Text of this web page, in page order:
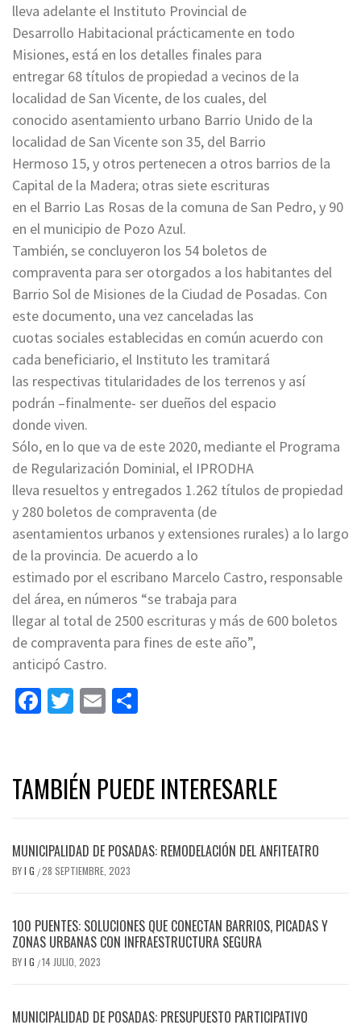
lleva adelante el Instituto Provincial de
Desarrollo Habitacional prácticamente en todo
Misiones, está en los detalles finales para
entregar 68 títulos de propiedad a vecinos de la
localidad de San Vicente, de los cuales, del
conocido asentamiento urbano Barrio Unido de la
localidad de San Vicente son 35, del Barrio
Hermoso 15, y otros pertenecen a otros barrios de la
Capital de la Madera; otras siete escrituras
en el Barrio Las Rosas de la comuna de San Pedro, y 90
en el municipio de Pozo Azul.
También, se concluyeron los 54 boletos de
compraventa para ser otorgados a los habitantes del
Barrio Sol de Misiones de la Ciudad de Posadas. Con
este documento, una vez canceladas las
cuotas sociales establecidas en común acuerdo con
cada beneficiario, el Instituto les tramitará
las respectivas titularidades de los terrenos y así
podrán –finalmente- ser dueños del espacio
donde viven.
Sólo, en lo que va de este 2020, mediante el Programa
de Regularización Dominial, el IPRODHA
lleva resueltos y entregados 1.262 títulos de propiedad
y 280 boletos de compraventa (de
asentamientos urbanos y extensiones rurales) a lo largo
de la provincia. De acuerdo a lo
estimado por el escribano Marcelo Castro, responsable
del área, en números “se trabaja para
llegar al total de 2500 escrituras y más de 600 boletos
de compraventa para fines de este año”,
anticipó Castro.
Facebook
Twitter
Email
TAMBIÉN PUEDE INTERESARLE
MUNICIPALIDAD DE POSADAS: REMODELACIÓN DEL ANFITEATRO
BYI G /28 SEPTIEMBRE, 2023
100 PUENTES: SOLUCIONES QUE CONECTAN BARRIOS, PICADAS Y
ZONAS URBANAS CON INFRAESTRUCTURA SEGURA
BYI G /14 JULIO, 2023
MUNICIPALIDAD DE POSADAS: PRESUPUESTO PARTICIPATIVO